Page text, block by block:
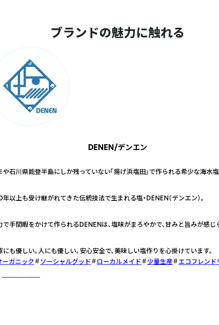
ブランドの魅力に触れる
DENEN/デンエン
や石川県能登半島にしか残っていない「揚げ浜塩田」で作られる希少な海水塩
以上も受け継がれてきた伝統技法で生まれる塩・DENEN（デンエン）。
で手間暇をかけて作られるDENENは、塩味がまろやかで、甘みと旨みが感じ
にも優しい。人にも優しい。安心安全で、美味しい塩作りを心掛けています。
ーガニック
ソーシャルグッド ローカルメイド 少量生産
エコフレンド